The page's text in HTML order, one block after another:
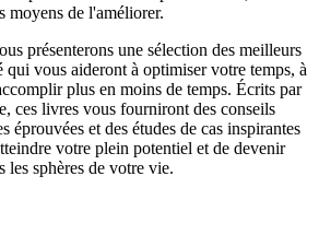
moyens de l'améliorer.
présenterons une sélection des meilleurs
vous aideront à optimiser votre temps, à
plus en moins de temps. Écrits par
ces livres vous fourniront des conseils
éprouvées et des études de cas inspirantes
votre plein potentiel et de devenir
les sphères de votre vie.